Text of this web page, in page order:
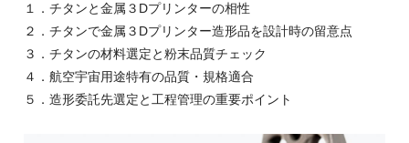
１．チタンと金属３Dプリンターの相性
２．チタンで金属３Dプリンター造形品を設計時の留意点
３．チタンの材料選定と粉末品質チェック
４．航空宇宙用途特有の品質・規格適合
５．造形委託先選定と工程管理の重要ポイント